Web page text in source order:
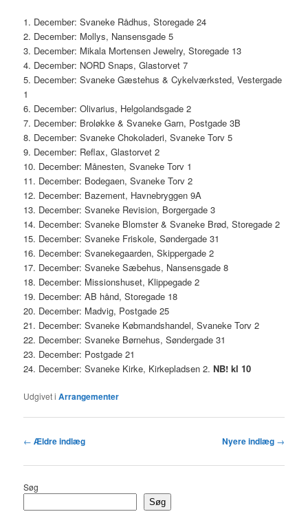
1. December: Svaneke Rådhus, Storegade 24
2. December: Mollys, Nansensgade 5
3. December: Mikala Mortensen Jewelry, Storegade 13
4. December: NORD Snaps, Glastorvet 7
5. December: Svaneke Gæstehus & Cykelværksted, Vestergade
1
6. December: Olivarius, Helgolandsgade 2
7. December: Broløkke & Svaneke Garn, Postgade 3B
8. December: Svaneke Chokoladeri, Svaneke Torv 5
9. December: Reflax, Glastorvet 2
10. December: Månesten, Svaneke Torv 1
11. December: Bodegaen, Svaneke Torv 2
12. December: Bazement, Havnebryggen 9A
13. December: Svaneke Revision, Borgergade 3
14. December: Svaneke Blomster & Svaneke Brød, Storegade 2
15. December: Svaneke Friskole, Søndergade 31
16. December: Svanekegaarden, Skippergade 2
17. December: Svaneke Sæbehus, Nansensgade 8
18. December: Missionshuset, Klippegade 2
19. December: AB hånd, Storegade 18
20. December: Madvig, Postgade 25
21. December: Svaneke Købmandshandel, Svaneke Torv 2
22. December: Svaneke Børnehus, Søndergade 31
23. December: Postgade 21
24. December: Svaneke Kirke, Kirkepladsen 2.NB! kl 10
Udgivet i Arrangementer
Indlægsnavigation
← Ældre indlæg Nyere indlæg →
Søg
Søg